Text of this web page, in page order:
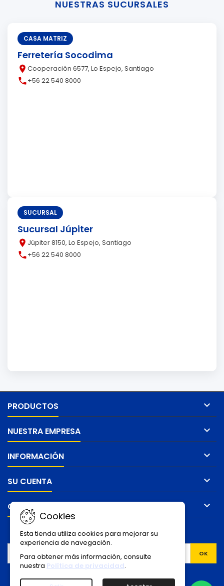
NUESTRAS SUCURSALES
CASA MATRIZ
Ferretería Socodima
place Cooperación 6577, Lo Espejo, Santiago
call+56 22 540 8000
SUCURSAL
Sucursal Júpiter
place Júpiter 8150, Lo Espejo, Santiago
call+56 22 540 8000
PRODUCTOS 
NUESTRA EMPRESA 
INFORMACIÓN 
SU CUENTA 
CONTACTO 
Cookies
Esta tienda utiliza cookies para mejorar su
experiencia de navegación.
Para obtener más información, consulte
nuestra Política de privacidad.
BOLETÍN
FacebookYouTubeInstagram
TikTok